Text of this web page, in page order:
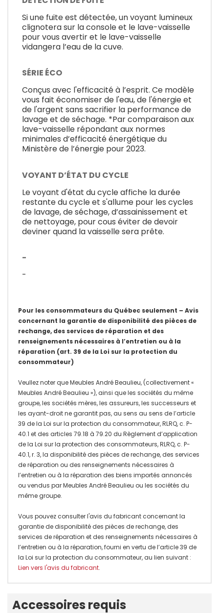
Si une fuite est détectée, un voyant lumineux
clignotera sur la console et le lave-vaisselle
pour vous avertir et le lave-vaisselle
vidangera l’eau de la cuve.
SÉRIE ÉCO
Conçus avec l'efficacité à l’esprit. Ce modèle
vous fait économiser de l'eau, de l'énergie et
de l'argent sans sacrifier la performance de
lavage et de séchage. *Par comparaison aux
lave-vaisselle répondant aux normes
minimales d’efficacité énergétique du
Ministère de l’énergie pour 2023.
VOYANT D’ÉTAT DU CYCLE
Le voyant d'état du cycle affiche la durée
restante du cycle et s'allume pour les cycles
de lavage, de séchage, d’assainissement et
de nettoyage, pour cous éviter de devoir
deviner quand la vaisselle sera prête.
-
-
Pour les consommateurs du Québec seulement – Avis
concernant la garantie de disponibilité des pièces de
rechange, des services de réparation et des
renseignements nécessaires à l’entretien ou à la
réparation (art. 39 de la Loi sur la protection du
consommateur)
Veullez noter que Meubles André Beaulieu, (collectivement «
Meubles André Beaulieu »), ainsi que les sociétés du même
groupe, les sociétés mères, les assureurs, les successeurs et
les ayant-droit ne garantit pas, au sens au sens de l’article
39 de la Loi sur la protection du consommateur, RLRQ, c. P-
40.1 et des articles 79.18 à 79.20 du Règlement d’application
de la Loi sur la protection des consommateurs, RLRQ, c. P-
40.1, r. 3, la disponibilité des pièces de rechange, des services
de réparation ou des renseignements nécessaires à
l’entretien ou à la réparation des biens importés annoncés
ou vendus par Meubles André Beaulieu ou les sociétés du
même groupe.
Vous pouvez consulter l'avis du fabricant concernant la
garantie de disponibilité des pièces de rechange, des
services de réparation et des renseignements nécessaires à
l’entretien ou à la réparation, fourni en vertu de l’article 39 de
la Loi sur la protection du consommateur, au lien suivant :
Lien vers l'avis du fabricant.
Accessoires requis